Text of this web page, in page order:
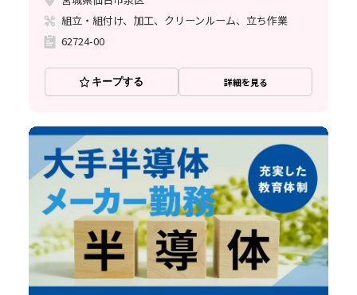
組立・組付け、加工、クリーンルーム、立ち作業
62724-00
キープする 詳細を見る